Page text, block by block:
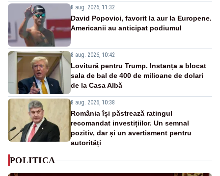
8 aug. 2026, 11:32
David Popovici, favorit la aur la Europene.
Americanii au anticipat podiumul
8 aug. 2026, 10:42
Lovitură pentru Trump. Instanța a blocat
sala de bal de 400 de milioane de dolari
de la Casa Albă
8 aug. 2026, 10:38
România își păstrează ratingul
recomandat investițiilor. Un semnal
pozitiv, dar și un avertisment pentru
autorități
POLITICA